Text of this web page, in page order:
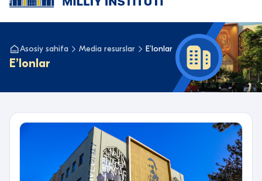
Asosiy sahifa Media resurslar Eʼlonlar
Eʼlonlar